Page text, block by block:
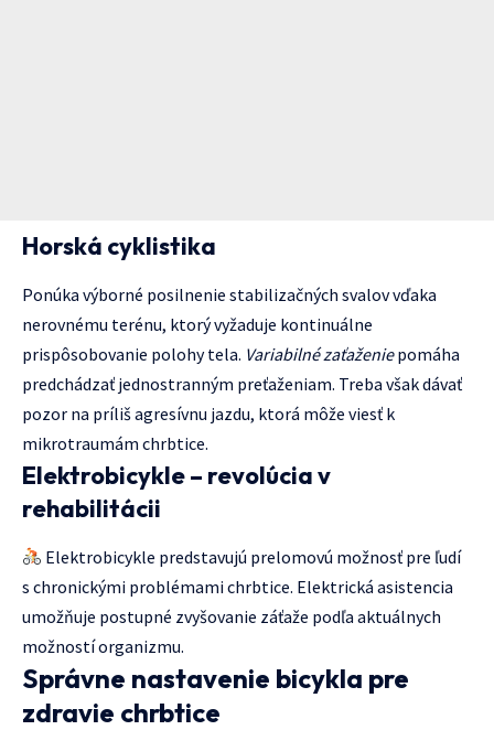
Horská cyklistika
Ponúka výborné posilnenie stabilizačných svalov vďaka
nerovnému terénu, ktorý vyžaduje kontinuálne
prispôsobovanie polohy tela. Variabilné zaťaženiepomáha
predchádzať jednostranným preťaženiam. Treba však dávať
pozor na príliš agresívnu jazdu, ktorá môže viesť k
mikrotraumám chrbtice.
Elektrobicykle – revolúcia v
rehabilitácii
Elektrobicykle predstavujú prelomovú možnosť pre ľudí
s chronickými problémami chrbtice. Elektrická asistencia
umožňuje postupné zvyšovanie záťaže podľa aktuálnych
možností organizmu.
Správne nastavenie bicykla pre
zdravie chrbtice